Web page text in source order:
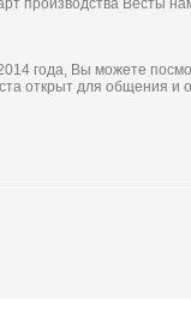
производства Весты
года, Вы можете
открыт для общения